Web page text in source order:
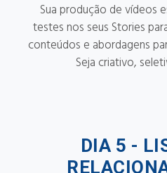
Sua produção de vídeos
testes nos seus Stories
conteúdos e abordagens
Seja criativo,
DIA 5 -